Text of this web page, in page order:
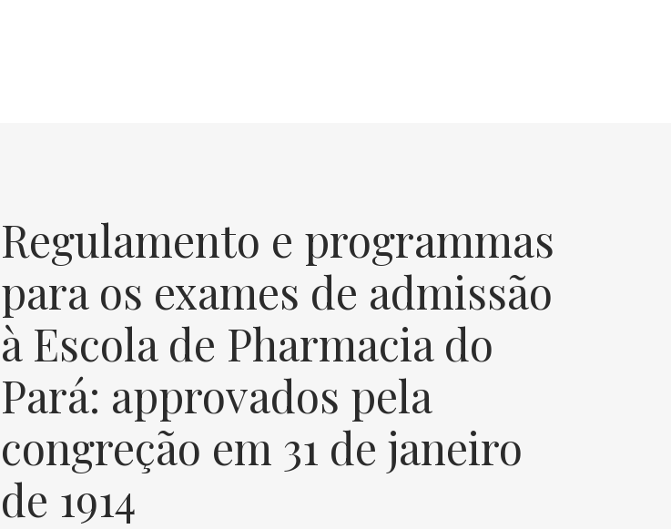
Regulamento e programmas
para os exames de admissão
à Escola de Pharmacia do
Pará: approvados pela
congreção em 31 de janeiro
de 1914